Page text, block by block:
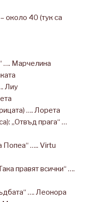
около 40 (тук са
…. Марчелина
Лиу
…. Лорета
„Отвъд прага“ …
Попеа“ ….. Virtu
правят всички“ ….
…. Леонора